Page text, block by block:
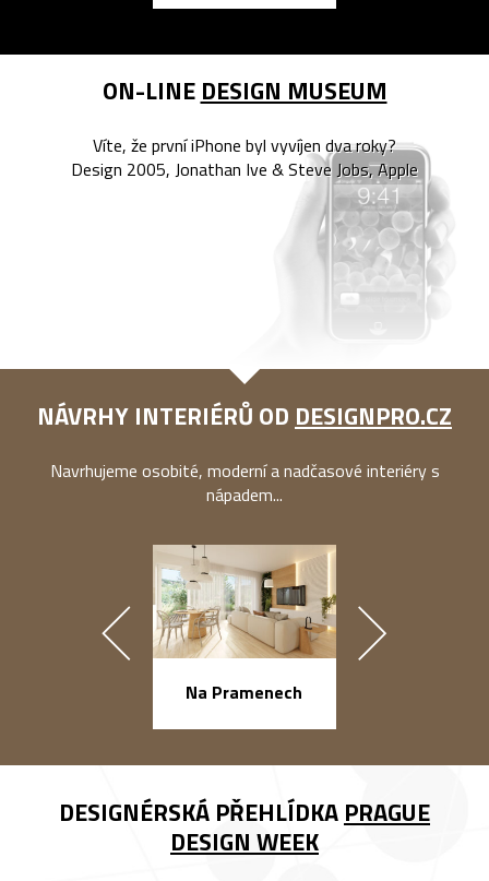
ON-LINE DESIGN MUSEUM
Víte, že první iPhone byl vyvíjen dva roky?
Design 2005, Jonathan Ive & Steve Jobs, Apple
NÁVRHY INTERIÉRŮ OD DESIGNPRO.CZ
Navrhujeme osobité, moderní a nadčasové interiéry s
nápadem...
Na Pramenech
DESIGNÉRSKÁ PŘEHLÍDKA PRAGUE
DESIGN WEEK